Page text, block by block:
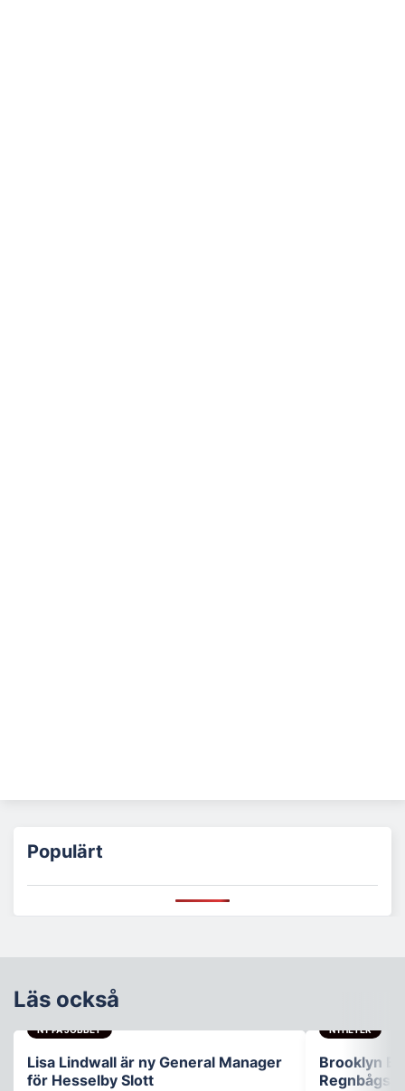
Populärt
Läs också
NY PÅ JOBBET
Lisa Lindwall är ny General Manager
för Hesselby Slott
NYHETER
Brooklyn